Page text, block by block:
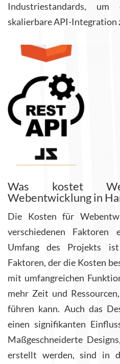
Industriestandards,
skalierbare API-Integration
Was kostet
Webentwicklung in
Die Kosten für
verschiedenen Faktoren
Umfang des Projekts
Faktoren, der die Kosten
mit umfangreichen
mehr Zeit und
führen kann. Auch das
einen signifikanten
Maßgeschneiderte
erstellt werden, sind in